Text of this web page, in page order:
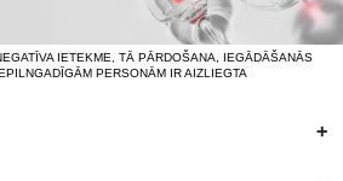
IETEKME, TĀ PĀRDOŠANA, IEGĀDĀŠANĀS
PERSONĀM IR AIZLIEGTA